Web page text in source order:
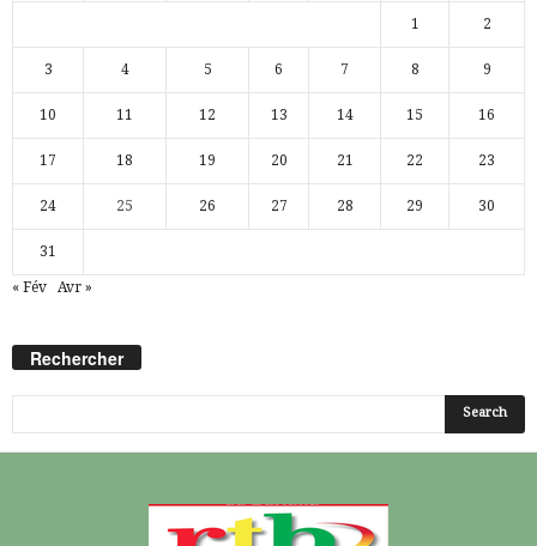
1 2
3 4 5 6 7 8 9
10 11 12 13 14 15 16
17 18 19 20 21 22 23
24 25 26 27 28 29 30
31
« Fév Avr »
Rechercher